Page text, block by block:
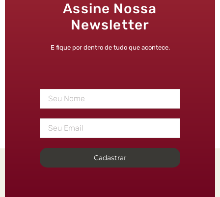
Assine Nossa
Newsletter
E fique por dentro de tudo que acontece.
Cadastrar